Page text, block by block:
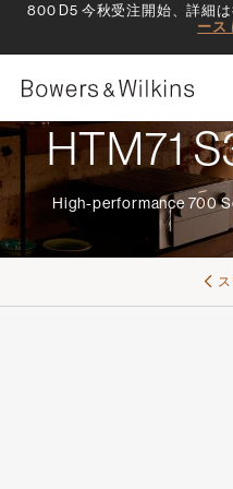
800 D5 今秋受注開始、詳細
ース
HTM71
High-performance 700